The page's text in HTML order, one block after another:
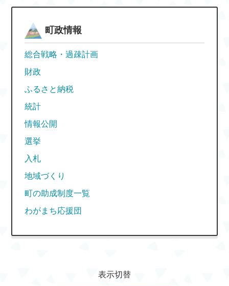
町政情報
総合戦略・過疎計画
財政
ふるさと納税
統計
情報公開
選挙
入札
地域づくり
町の助成制度一覧
わがまち応援団
表示切替